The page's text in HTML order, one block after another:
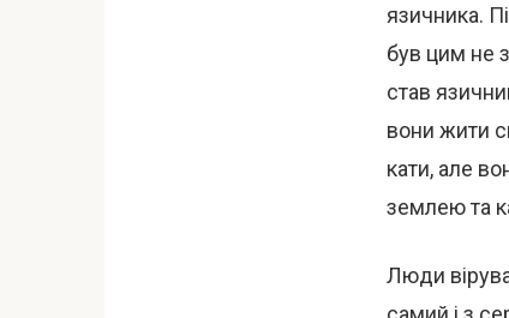
язичника.
був цим не
став
вони жити
кати, але
землею та
Люди